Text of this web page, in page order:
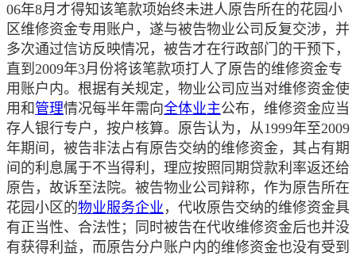
06年8月才得知该笔款项始终未进人原告所在的花园小
区维修资金专用账户，遂与被告物业公司反复交涉，并
多次通过信访反映情况，被告才在行政部门的干预下，
直到2009年3月份将该笔款项打人了原告的维修资金专
用账户内。根据有关规定，物业公司应当对维修资金使
用和 管理情况每半年需向全体业主公布，维修资金应当
存人银行专户，按户核算。原告认为，从1999年至2009
年期间，被告非法占有原告交纳的维修资金，其占有期
间的利息属于不当得利，理应按照同期贷款利率返还给
原告，故诉至法院。被告物业公司辩称，作为原告所在
花园小区的物业服务企业 ，代收原告交纳的维修资金具
有正当性、合法性；同时被告在代收维修资金后也并没
有获得利益，而原告分户账户内的维修资金也没有受到